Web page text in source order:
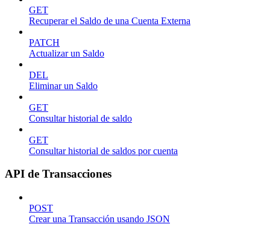
GET
Recuperar el Saldo de una Cuenta Externa
PATCH
Actualizar un Saldo
DEL
Eliminar un Saldo
GET
Consultar historial de saldo
GET
Consultar historial de saldos por cuenta
API de Transacciones
POST
Crear una Transacción usando JSON